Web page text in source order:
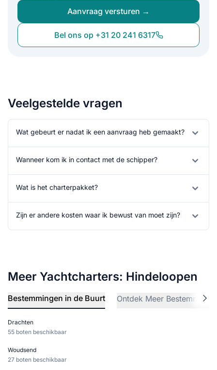
Aanvraag versturen →
Bel ons op +31 20 241 6317
Veelgestelde vragen
Wat gebeurt er nadat ik een aanvraag heb gemaakt?
Wanneer kom ik in contact met de schipper?
Wat is het charterpakket?
Zijn er andere kosten waar ik bewust van moet zijn?
Meer Yachtcharters: Hindeloopen
Bestemmingen in de Buurt Ontdek Meer
Drachten
55 boten beschikbaar
Woudsend
27 boten beschikbaar